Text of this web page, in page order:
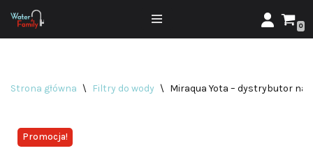
Przejdź
0
Strona główna \ Filtry do wody \ Miraqua Yota – dystrybutor
Promocja!